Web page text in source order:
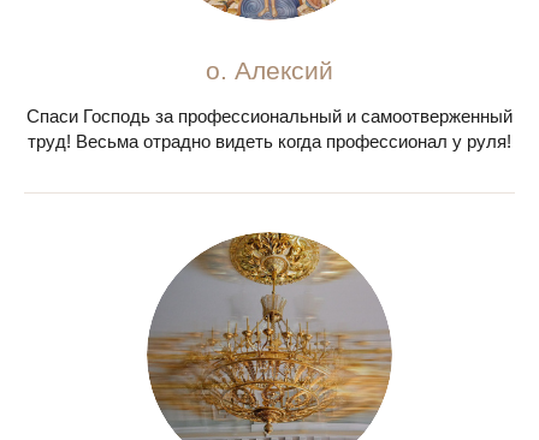
о. Алексий
Спаси Господь за профессиональный и самоотверженный
труд! Весьма отрадно видеть когда профессионал у руля!